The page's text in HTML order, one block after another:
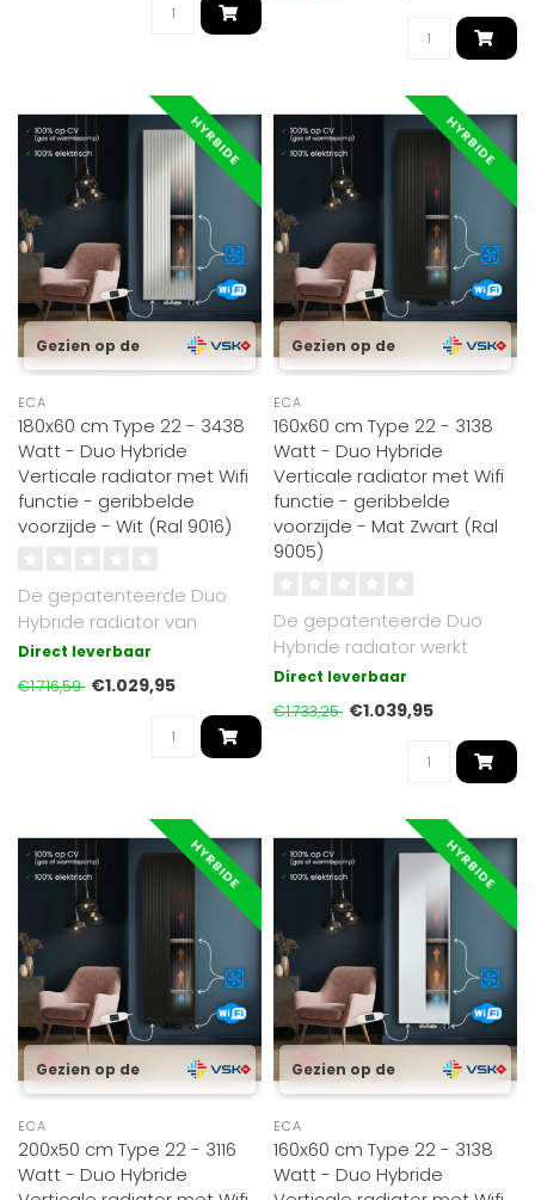
HYRBIDE
Gezien op de
ECA
180x60 cm Type 22 - 3438
Watt - Duo Hybride
Verticale radiator met Wifi
functie - geribbelde
voorzijde - Wit (Ral 9016)
De gepatenteerde Duo
Hybride radiator van
Radiator-Outlet werkt
zowel op cv (gas..
Direct leverbaar
€1.716,59 €1.029,95
HYRBIDE
Gezien op de
ECA
160x60 cm Type 22 - 3138
Watt - Duo Hybride
Verticale radiator met Wifi
functie - geribbelde
voorzijde - Mat Zwart (Ral
9005)
De gepatenteerde Duo
Hybride radiator werkt
zowel op cv (gas of
warmtepomp) als ..
Direct leverbaar
€1.733,25 €1.039,95
HYRBIDE
Gezien op de
ECA
200x50 cm Type 22 - 3116
Watt - Duo Hybride
HYRBIDE
Gezien op de
ECA
160x60 cm Type 22 - 3138
Watt - Duo Hybride